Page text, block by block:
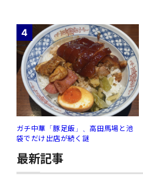
4
ガチ中華「豚足飯」、高田馬場と池
袋でだけ出店が続く謎
最新記事